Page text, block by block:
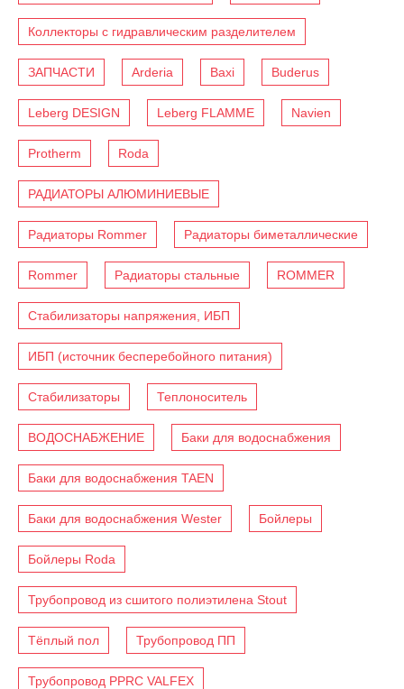
Коллекторы с гидравлическим разделителем
ЗАПЧАСТИ Arderia Baxi Buderus
Leberg DESIGN Leberg FLAMME Navien
Protherm Roda
РАДИАТОРЫ АЛЮМИНИЕВЫЕ
Радиаторы Rommer Радиаторы биметаллические
Rommer Радиаторы стальные ROMMER
Стабилизаторы напряжения, ИБП
ИБП (источник бесперебойного питания)
Стабилизаторы Теплоноситель
ВОДОСНАБЖЕНИЕ Баки для водоснабжения
Баки для водоснабжения TAEN
Баки для водоснабжения Wester Бойлеры
Бойлеры Roda
Трубопровод из сшитого полиэтилена Stout
Тёплый пол Трубопровод ПП
Трубопровод PPRC VALFEX